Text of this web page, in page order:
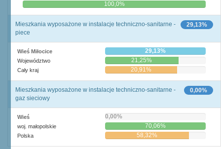
0,0% 100,0%
29,13%
Mieszkania wyposażone w instalacje techniczno-sanitarne -
piece
Wieś Miłocice 29,13%
Województwo 21,25%
Cały kraj 20,91%
0,00%
Mieszkania wyposażone w instalacje techniczno-sanitarne -
gaz sieciowy
Wieś 0,00%
woj. małopolskie 70,06%
Polska 58,32%